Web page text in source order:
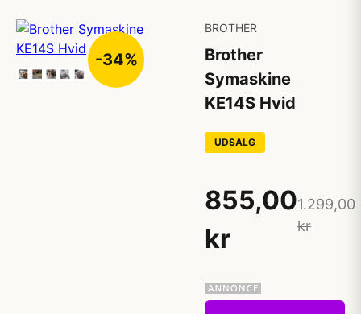
-34%
BROTHER
Brother
Symaskine
KE14S Hvid
UDSALG
855,00
kr
1.299,00
kr